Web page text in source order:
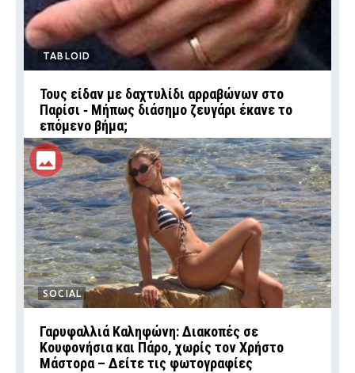
TABLOID
Τους είδαν με δαχτυλίδι αρραβώνων στο
Παρίσι ‑ Μήπως διάσημο ζευγάρι έκανε το
επόμενο βήμα;
SOCIAL
Γαρυφαλλιά Καληφώνη: Διακοπές σε
Κουφονήσια και Πάρο, χωρίς τον Χρήστο
Μάστορα – Δείτε τις φωτογραφίες